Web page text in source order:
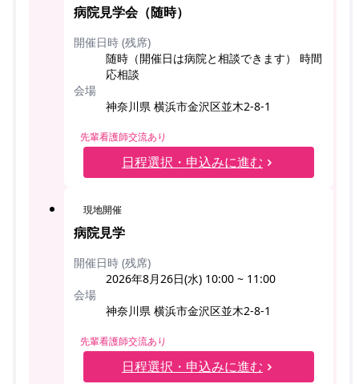
病院見学会（随時）
開催日時 (残席)
随時（開催日は病院と相談できます） 時間
応相談
会場
神奈川県 横浜市金沢区並木2-8-1
先輩看護師交流あり
日程選択・申込みに進む
現地開催
病院見学
開催日時 (残席)
2026年8月26日(水) 10:00 ~ 11:00
会場
神奈川県 横浜市金沢区並木2-8-1
先輩看護師交流あり
日程選択・申込みに進む